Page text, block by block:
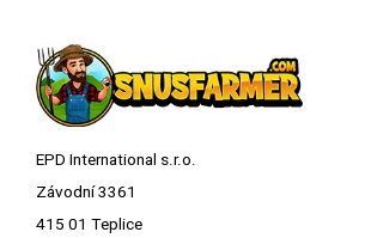
EPD International s.r.o.
Závodní 3361
415 01 Teplice